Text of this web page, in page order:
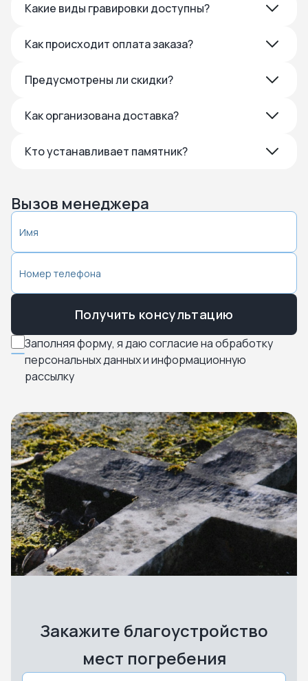
Какие виды гравировки доступны?
Как происходит оплата заказа?
Предусмотрены ли скидки?
Как организована доставка?
Кто устанавливает памятник?
Вызов менеджера
Заполняя форму, я даю согласие на обработку
персональных данных и информационную
рассылку
Получить консультацию
Закажите благоустройство
мест погребения